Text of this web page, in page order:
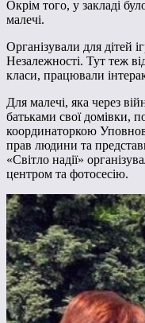
Окрім того, у закладі
малечі.
Організували для дітей
Незалежності. Тут теж
класи, працювали
Для малечі, яка через
батьками свої домівки,
координаторкою
прав людини та
«Світло надії»
центром та фотосесію.